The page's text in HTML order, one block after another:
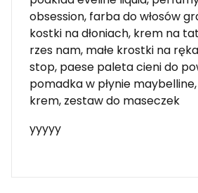
obsession, farba do włosów
kostki na dłoniach, krem na
rzes nam, małe krostki na
stop, paese paleta cieni do
pomadka w płynie
krem, zestaw do maseczek
yyyyy